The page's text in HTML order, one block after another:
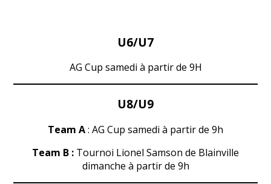
U6/U7
AG Cup samedi à partir de 9H
U8/U9
Team A: AG Cup samedi à partir de 9h
Team B : Tournoi Lionel Samson de Blainville
dimanche à partir de 9h